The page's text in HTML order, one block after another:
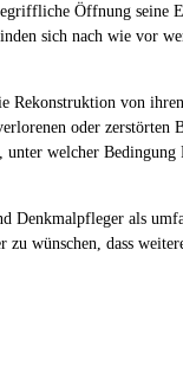
Öffnung
sich nach wie vor
Rekonstruktion von
oder zerstörten
welcher Bedingung
als
wünschen, dass